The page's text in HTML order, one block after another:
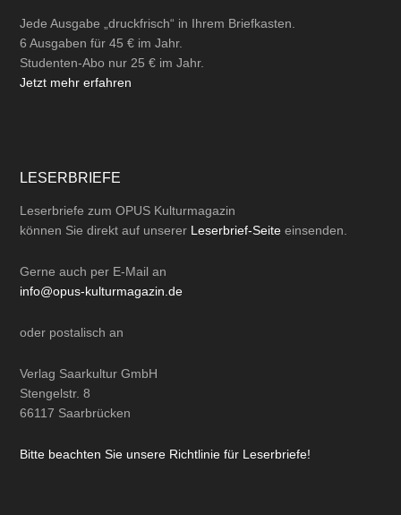
Jede Ausgabe „druckfrisch“ in Ihrem Briefkasten.
6 Ausgaben für 45 € im Jahr.
Studenten-Abo nur 25 € im Jahr.
Jetzt mehr erfahren
LESERBRIEFE
Leserbriefe zum OPUS Kulturmagazin
können Sie direkt auf unserer Leserbrief-Seite einsenden.
Gerne auch per E-Mail an
info@opus-kulturmagazin.de
oder postalisch an
Verlag Saarkultur GmbH
Stengelstr. 8
66117 Saarbrücken
Bitte beachten Sie unsere Richtlinie für Leserbriefe!